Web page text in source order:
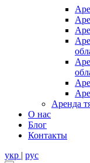
Аренда
О нас
Блог
Контакты
укр | рус